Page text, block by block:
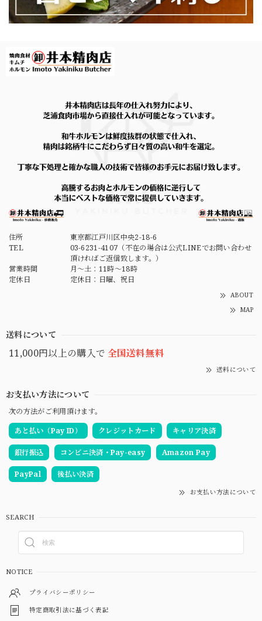
本当に美味しいです！身体にも良いですし小学生の息子も毎
住所
東京都江戸川区中央2-18-6
TEL
03-6231-4107（不在の場合は公式LINEでお問い合わせ
頂ければご返信致します。）
営業時間
月～土：11時～18時
定休日
定休日：日曜、祝日
ABOUT
MAP
送料について
11,000円以上の購入で 全国送料無料
送料について
お支払い方法について
次の方法がご利用頂けます。
あと払い（Pay ID）
クレジットカード キャリア決済
銀行振込 コンビニ決済・Pay-easy Amazon Pay
PayPal 後払い決済
お支払い方法について
SEARCH
NOTICE
プライバシーポリシー
特定商取引法に基づく表記